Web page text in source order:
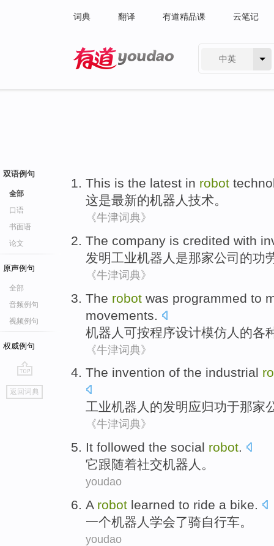
词典 翻译 有道精品课 云笔记
中英
双语例句
全部
口语
书面语
论文
原声例句
全部
音频例句
视频例句
权威例句
go
top
返回词典
This is the latest in robot
这是最新的机器人 技术。
《牛津词典》
The company is credited with
发明工业机器人 是那家公司 的功
《牛津词典》
The robot was programmed to
movements
机器人 可按程序设计模仿 人 的各
《牛津词典》
The invention of the industrial
工业机器人 的发明应归功于那家
《牛津词典》
It followed the social robot.
它跟随着社交机器人。
youdao
A robot learned to ride a bike.
一个机器人 学会了骑自行车。
youdao